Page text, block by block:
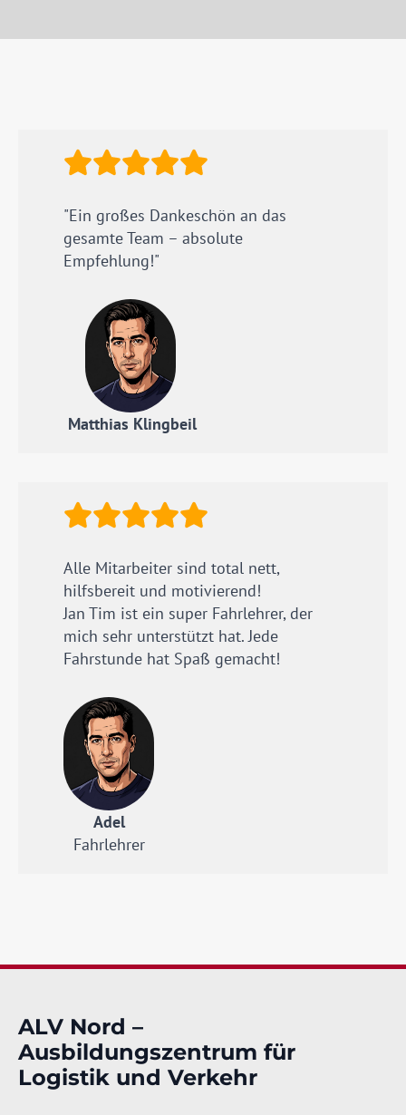
"Ein großes Dankeschön an das
gesamte Team – absolute
Empfehlung!"
Matthias Klingbeil
Alle Mitarbeiter sind total nett,
hilfsbereit und motivierend!
Jan Tim ist ein super Fahrlehrer, der
mich sehr unterstützt hat. Jede
Fahrstunde hat Spaß gemacht!
Adel
Fahrlehrer
ALV Nord –
Ausbildungszentrum für
Logistik und Verkehr